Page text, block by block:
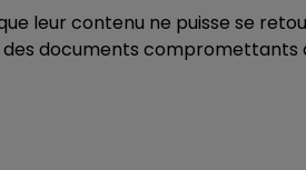
leur contenu ne puisse se
documents